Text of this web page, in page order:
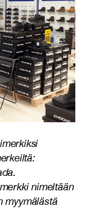
nimeltään
myymälästä